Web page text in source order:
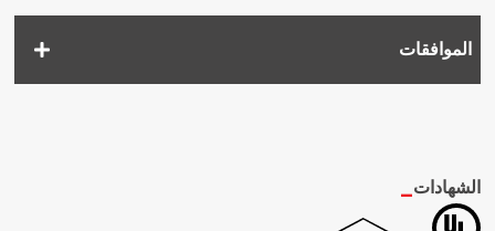
الموافقات
الشهادات_